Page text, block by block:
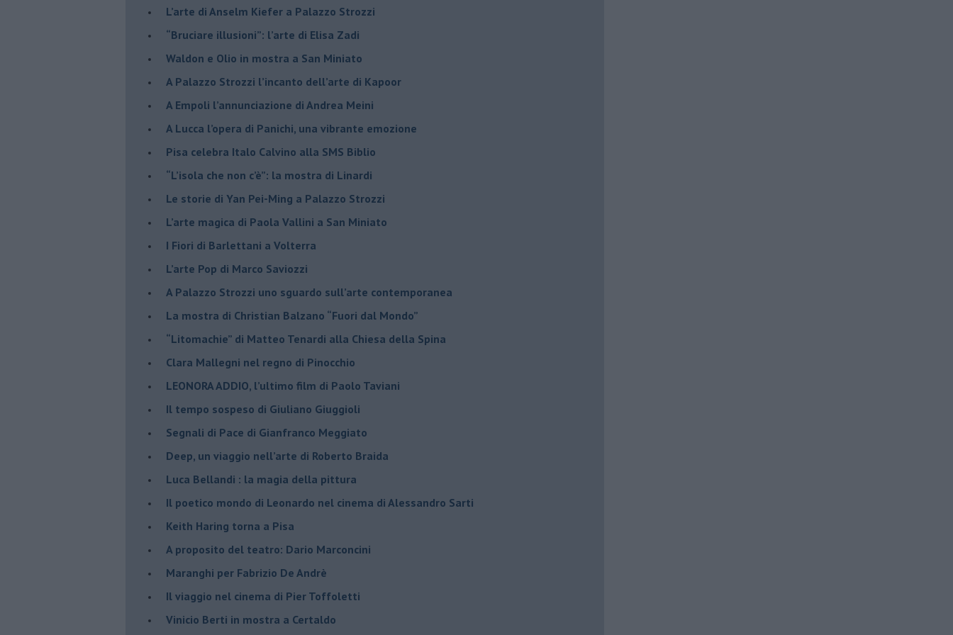
​L’arte di Anselm Kiefer a Palazzo Strozzi
​“Bruciare illusioni”: l’arte di Elisa Zadi
​Waldon e Olio in mostra a San Miniato
​A Palazzo Strozzi l’incanto dell’arte di Kapoor
​A Empoli l’annunciazione di Andrea Meini
A Lucca l’opera di Panichi, una vibrante emozione
Pisa celebra Italo Calvino alla SMS Biblio
“L’isola che non c’è”: la mostra di Linardi
​Le storie di Yan Pei-Ming a Palazzo Strozzi
​L’arte magica di Paola Vallini a San Miniato
​I Fiori di Barlettani a Volterra
​L’arte Pop di Marco Saviozzi
​A Palazzo Strozzi uno sguardo sull’arte contemporanea
La mostra di Christian Balzano “Fuori dal Mondo”
​“Litomachie” di Matteo Tenardi alla Chiesa della Spina
​Clara Mallegni nel regno di Pinocchio
​LEONORA ADDIO, l’ultimo film di Paolo Taviani
Il tempo sospeso di Giuliano Giuggioli
Segnali di Pace di Gianfranco Meggiato
​Deep, un viaggio nell’arte di Roberto Braida
​Luca Bellandi : la magia della pittura
​Il poetico mondo di Leonardo nel cinema di Alessandro Sarti
​Keith Haring torna a Pisa
​A proposito del teatro: Dario Marconcini
Maranghi per Fabrizio De Andrè
​Il viaggio nel cinema di Pier Toffoletti
Vinicio Berti in mostra a Certaldo